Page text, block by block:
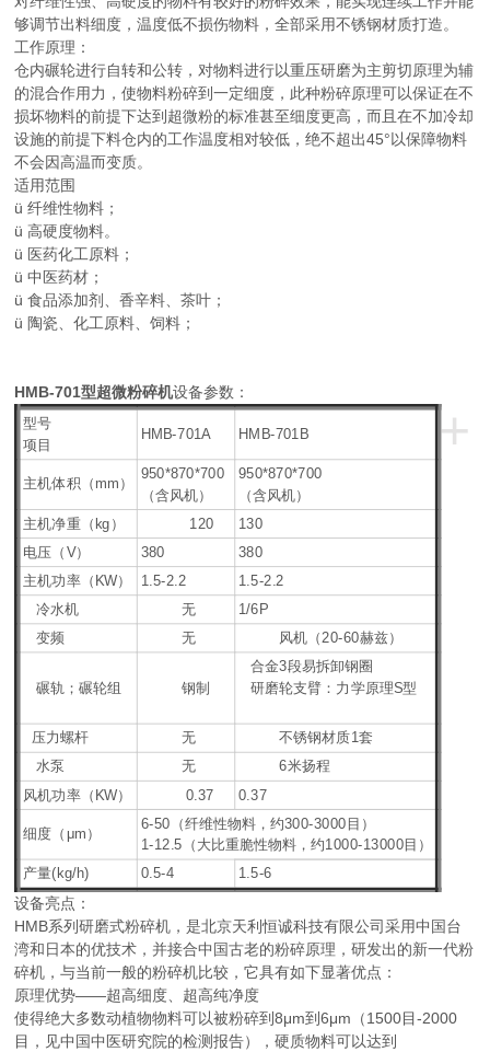
够调节出料细度，温度低不损伤物料，全部采用不锈钢材质打造。
工作原理：
仓内碾轮进行自转和公转，对物料进行以重压研磨为主剪切原理为辅
的混合作用力，使物料粉碎到一定细度，此种粉碎原理可以保证在不
损坏物料的前提下达到超微粉的标准甚至细度更高，而且在不加冷却
设施的前提下料仓内的工作温度相对较低，绝不超出45°以保障物料
不会因高温而变质。
适用范围
ü 纤维性物料；
ü 高硬度物料。
ü 医药化工原料；
ü 中医药材；
ü 食品添加剂、香辛料、茶叶；
ü 陶瓷、化工原料、饲料；
HMB-701型超微粉碎机设备参数：
+
型号
项目
HMB-701A HMB-701B
主机体积（mm）
950*870*700
（含风机）
950*870*700
（含风机）
主机净重（kg）
120
130
电压（V）
380
380
主机功率（KW）
1.5-2.2
1.5-2.2
冷水机
无
1/6P
变频
无 风机（20-60赫兹）
碾轨；碾轮组 钢制
合金3段易拆卸钢圈
研磨轮支臂：力学原理S型
压力螺杆 无
不锈钢材质1套
水泵
无
6米扬程
风机功率（KW）
0.37 0.37
细度（μm）
6-50（纤维性物料，约300-3000目）
1-12.5（大比重脆性物料，约1000-13000目）
产量(kg/h)
0.5-4 1.5-6
设备亮点：
HMB系列研磨式粉碎机，是北京天利恒诚科技有限公司采用中国台
湾和日本的优技术，并接合中国古老的粉碎原理，研发出的新一代粉
碎机，与当前一般的粉碎机比较，它具有如下显著优点：
原理优势——超高细度、超高纯净度
使得绝大多数动植物物料可以被粉碎到8μm到6μm（1500目-2000
目，见中国中医研究院的检测报告），硬质物料可以达到